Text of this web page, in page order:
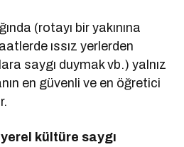
(rotayı bir yakınına
ıssız yerlerden
saygı duymak vb.) yalnız
en güvenli ve en öğretici
kültüre saygı